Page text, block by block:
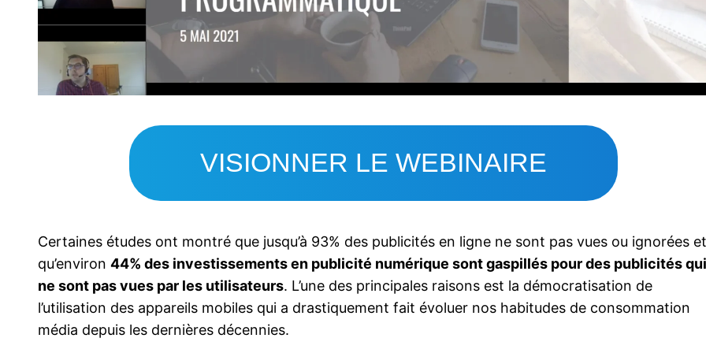
VISIONNER LE WEBINAIRE
Certaines études ont montré que jusqu’à 93% des publicités en ligne ne sont pas vues ou ignorées et
qu’environ 44% des investissements en publicité numérique sont gaspillés pour des publicités qui
ne sont pas vues par les utilisateurs. L’une des principales raisons est la démocratisation de
l’utilisation des appareils mobiles qui a drastiquement fait évoluer nos habitudes de consommation
média depuis les dernières décennies.